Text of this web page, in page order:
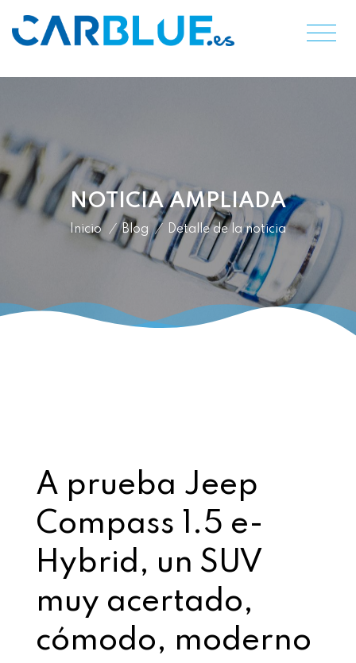
NOTICIA AMPLIADA
Inicio / Blog / Detalle de la noticia
A prueba Jeep
Compass 1.5 e-
Hybrid, un SUV
muy acertado,
cómodo, moderno